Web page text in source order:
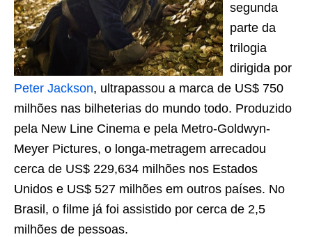
segunda
parte da
trilogia
dirigida por
Peter Jackson, ultrapassou a marca de US$ 750
milhões nas bilheterias do mundo todo. Produzido
pela New Line Cinema e pela Metro-Goldwyn-
Meyer Pictures, o longa-metragem arrecadou
cerca de US$ 229,634 milhões nos Estados
Unidos e US$ 527 milhões em outros países. No
Brasil, o filme já foi assistido por cerca de 2,5
milhões de pessoas.